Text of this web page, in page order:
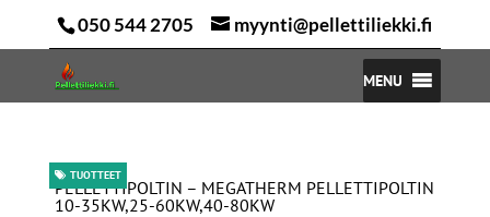
050 544 2705 myynti@pellettiliekki.fi
MENU
PELLETTIPOLTIN – MEGATHERM PELLETTIPOLTIN
10-35KW,25-60KW,40-80KW
TUOTTEET